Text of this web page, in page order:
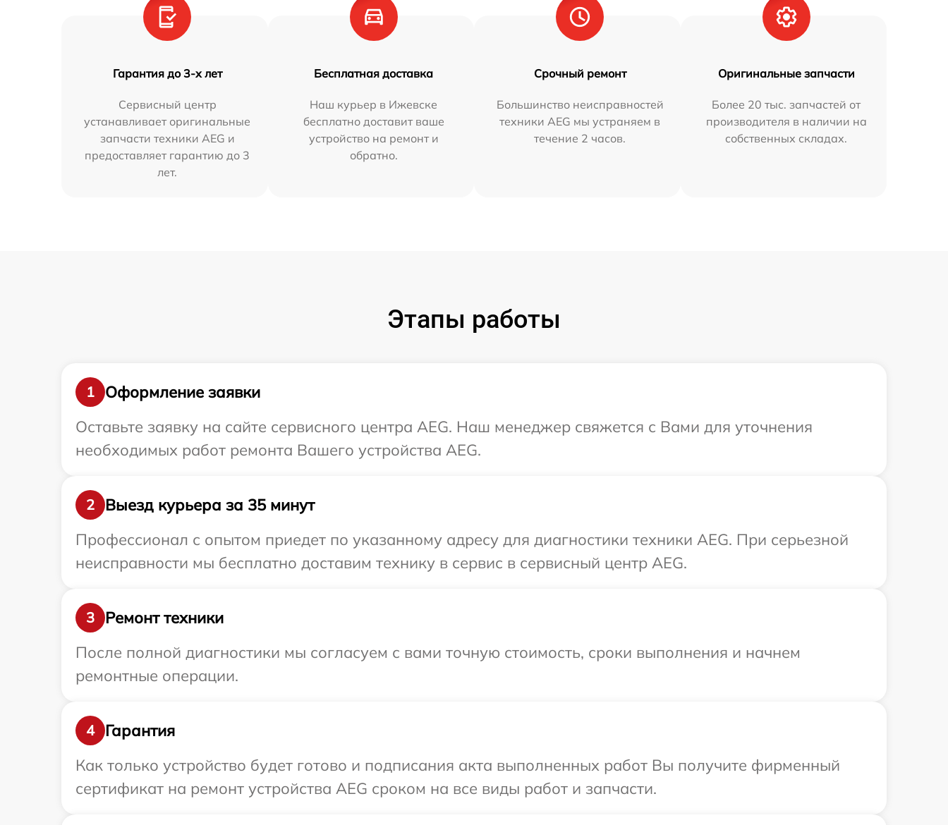
Гарантия до 3-х лет
Сервисный центр
устанавливает оригинальные
запчасти техники AEG и
предоставляет гарантию до 3
лет.
Бесплатная доставка
Наш курьер в Ижевске
бесплатно доставит ваше
устройство на ремонт и
обратно.
Срочный ремонт
Большинство неисправностей
техники AEG мы устраняем в
течение 2 часов.
Оригинальные запчасти
Более 20 тыс. запчастей от
производителя в наличии на
собственных складах.
Этапы работы
1
Оформление заявки
Оставьте заявку на сайте сервисного центра AEG. Наш менеджер свяжется с Вами для уточнения
необходимых работ ремонта Вашего устройства AEG.
2
Выезд курьера за 35 минут
Профессионал с опытом приедет по указанному адресу для диагностики техники AEG. При серьезной
неисправности мы бесплатно доставим технику в сервис в сервисный центр AEG.
3
Ремонт техники
После полной диагностики мы согласуем с вами точную стоимость, сроки выполнения и начнем
ремонтные операции.
4
Гарантия
Как только устройство будет готово и подписания акта выполненных работ Вы получите фирменный
сертификат на ремонт устройства AEG сроком на все виды работ и запчасти.